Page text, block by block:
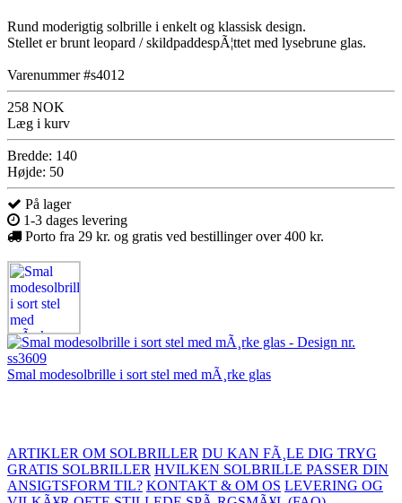
Rund moderigtig solbrille i enkelt og klassisk design.
Stellet er brunt leopard / skildpaddespÃ¦ttet med lysebrune glas.
Varenummer #s4012
258 NOK
Læg i kurv
Bredde: 140
Højde: 50
På lager
1-3 dages levering
Porto fra 29 kr. og gratis ved bestillinger over 400 kr.
Smal modesolbrille i sort stel med mÃ¸rke glas
ARTIKLER OM SOLBRILLER DU KAN FÃ¸LE DIG TRYG
GRATIS SOLBRILLER HVILKEN SOLBRILLE PASSER DIN
ANSIGTSFORM TIL? KONTAKT & OM OS LEVERING OG